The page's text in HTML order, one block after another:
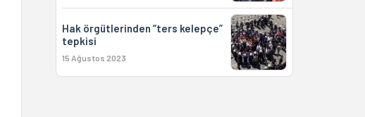
Hak örgütlerinden “ters kelepçe”
tepkisi
15 Ağustos 2023